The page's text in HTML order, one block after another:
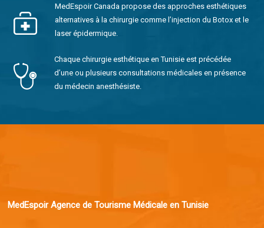
MedEspoir Canada propose des approches esthétiques
alternatives à la chirurgie comme l’injection du Botox et le
laser épidermique.
Chaque chirurgie esthétique en Tunisie est précédée
d’une ou plusieurs consultations médicales en présence
du médecin anesthésiste.
MedEspoir Agence de Tourisme Médicale en Tunisie